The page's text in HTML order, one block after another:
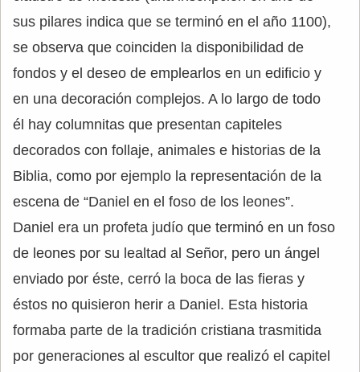
sus pilares indica que se terminó en el año 1100),
se observa que coinciden la disponibilidad de
fondos y el deseo de emplearlos en un edificio y
en una decoración complejos. A lo largo de todo
él hay columnitas que presentan capiteles
decorados con follaje, animales e historias de la
Biblia, como por ejemplo la representación de la
escena de “Daniel en el foso de los leones”.
Daniel era un profeta judío que terminó en un foso
de leones por su lealtad al Señor, pero un ángel
enviado por éste, cerró la boca de las fieras y
éstos no quisieron herir a Daniel. Esta historia
formaba parte de la tradición cristiana trasmitida
por generaciones al escultor que realizó el capitel